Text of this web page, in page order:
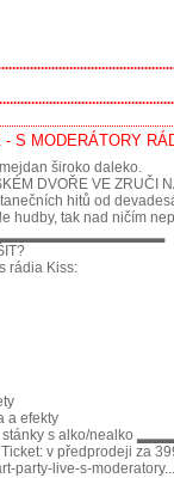
S MODERÁTORY
široko daleko.
DVOŘE VE ZRUČI
hitů od
hudby, tak nad ničím
rádia Kiss:
a efekty
stánky s alko/
v předprodeji za
party-live-s-moderatory...